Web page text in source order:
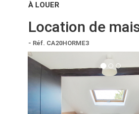
À LOUER
Location de
- Réf. CA20HORME3